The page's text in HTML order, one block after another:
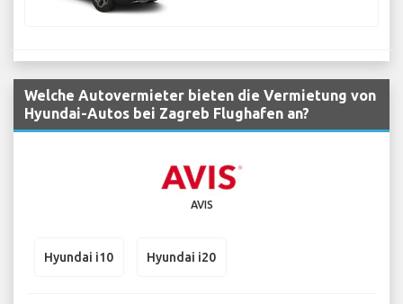
Welche Autovermieter bieten die Vermietung von
Hyundai-Autos bei Zagreb Flughafen an?
AVIS
Hyundai i10 Hyundai i20